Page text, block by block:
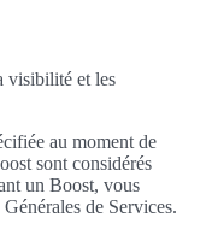
visibilité et les
au moment de
sont considérés
un Boost, vous
de Services.